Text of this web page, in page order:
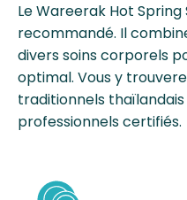
Le Wareerak Hot
recommandé. Il
divers soins corporels
optimal. Vous y
traditionnels
professionnels certifiés.